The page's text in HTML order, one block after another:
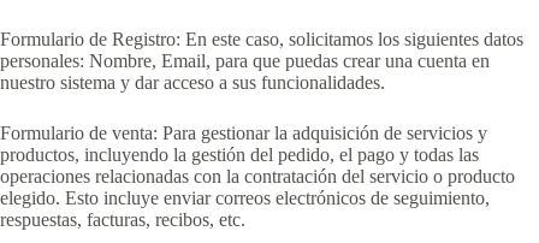
Formulario de Registro: En este caso, solicitamos los siguientes datos
personales: Nombre, Email, para que puedas crear una cuenta en
nuestro sistema y dar acceso a sus funcionalidades.
Formulario de venta: Para gestionar la adquisición de servicios y
productos, incluyendo la gestión del pedido, el pago y todas las
operaciones relacionadas con la contratación del servicio o producto
elegido. Esto incluye enviar correos electrónicos de seguimiento,
respuestas, facturas, recibos, etc.